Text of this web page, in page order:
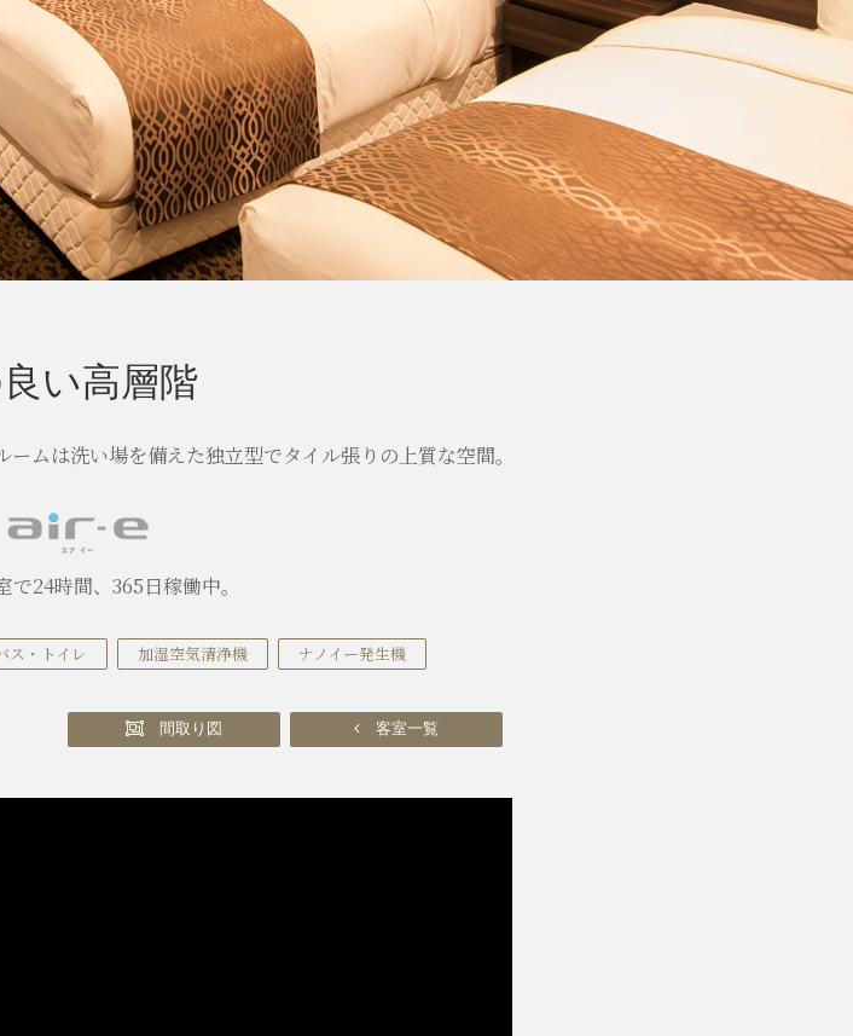
い高層階
ムは洗い場を備えた独立型でタイル張りの上質な空間。
で24時間、365日稼働中。
ス・トイレ 加湿空気清浄機 ナノイー発生機
客室一覧
間取り図